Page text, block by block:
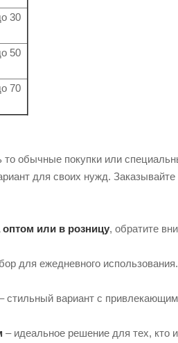
30
50
70
обычные покупки или
для своих нужд.
или в розницу, обратите
для ежедневного
стильный вариант с
– идеальное решение для тех, кто